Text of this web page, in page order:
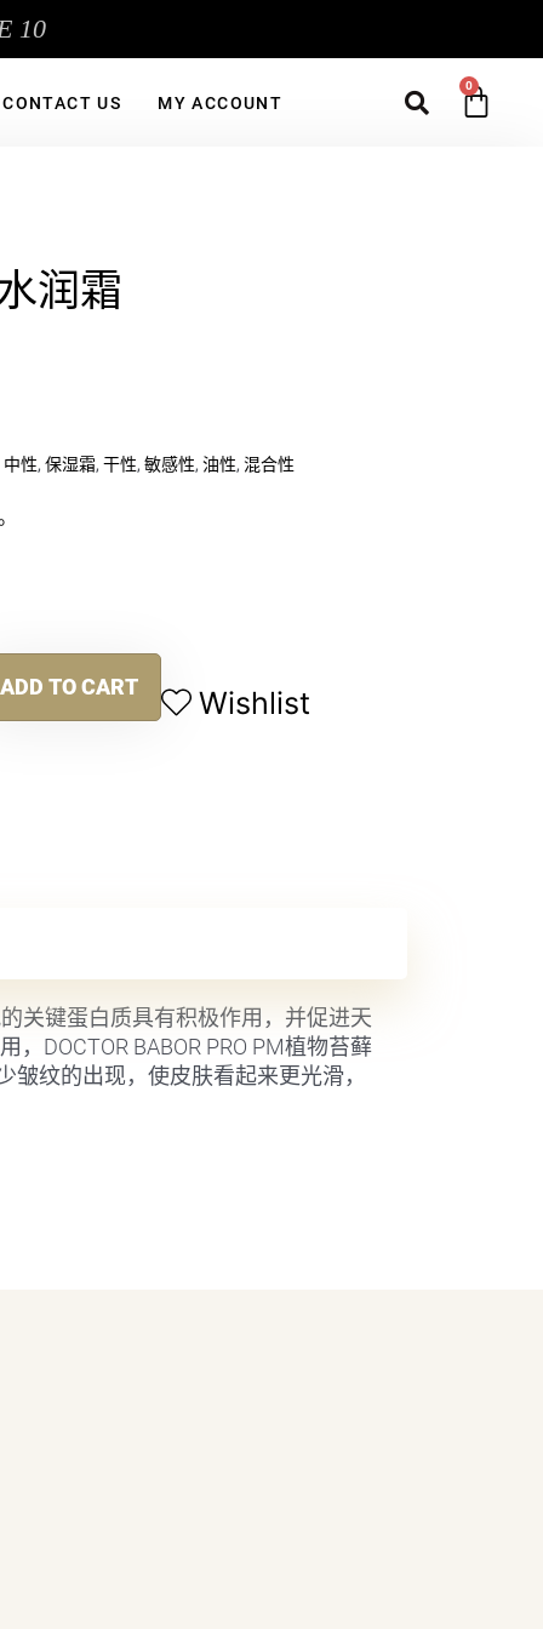
10
CONTACT US MY ACCOUNT
润霜
中性, 保湿霜, 干性, 敏感性, 油性, 混合性
ADD TO CART Wishlist
关键蛋白质具有积极作用，并促进天
DOCTOR BABOR PRO PM植物苔藓
纹的出现，使皮肤看起来更光滑，